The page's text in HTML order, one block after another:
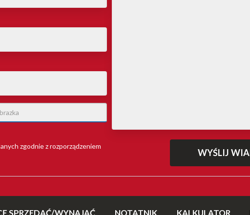
zgodnie z rozporządzeniem
SPRZEDAĆ/WYNAJĄĆ NOTATNIK KALKULATOR